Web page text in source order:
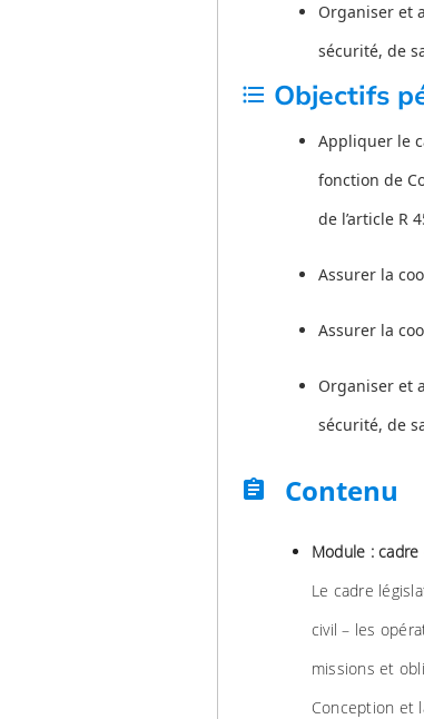
Organiser et
sécurité, de
format_list_bulleted Objectifs
Appliquer le
fonction de
de l’article R
Assurer la
Assurer la
Organiser et
sécurité, de
assignment Contenu
Module :
Le cadre
civil – les
missions et
Conception et